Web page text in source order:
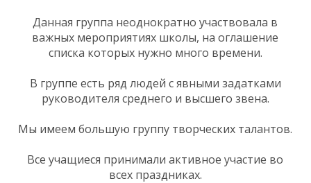
Данная группа неоднократно участвовала в
важных мероприятиях школы, на оглашение
списка которых нужно много времени.
В группе есть ряд людей с явными задатками
руководителя среднего и высшего звена.
Мы имеем большую группу творческих талантов.
Все учащиеся принимали активное участие во
всех праздниках.